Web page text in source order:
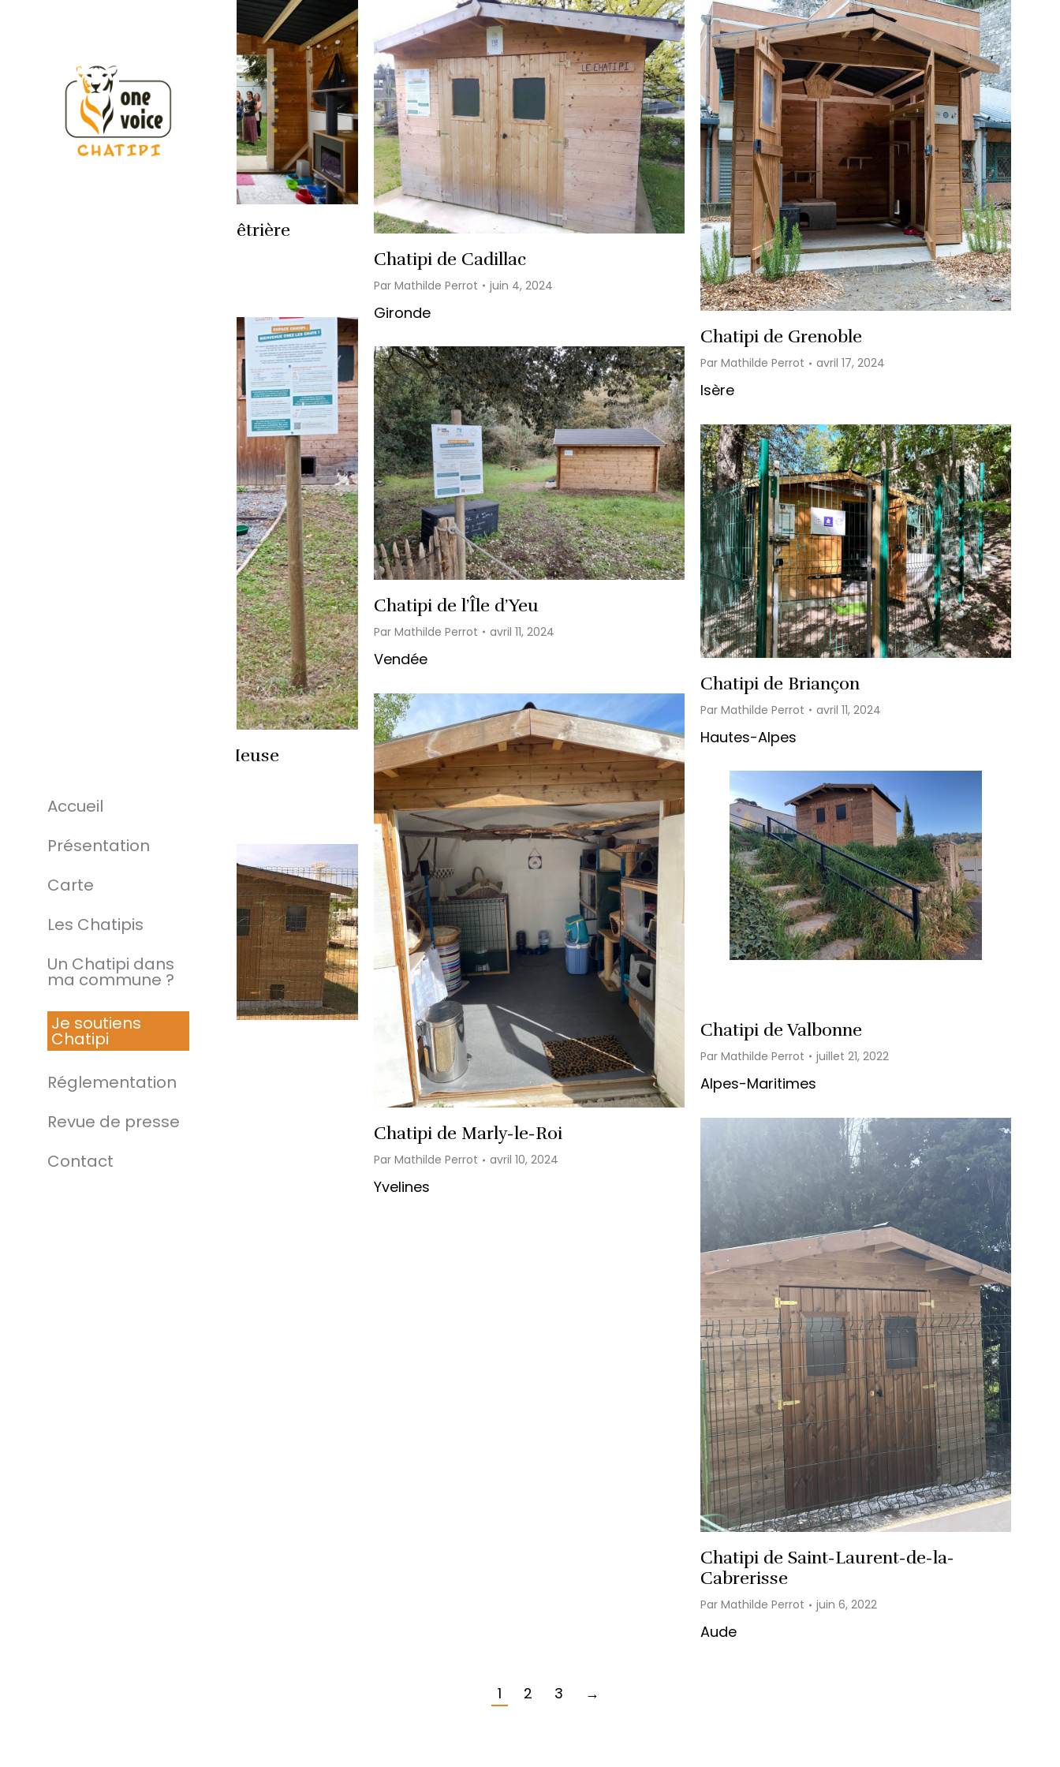
Chatipi de La Pitié-Salpêtrière
Chatipi de Cadillac
Par Mathilde Perrot juin 4, 2024
Gironde
Chatipi de Grenoble
Par Mathilde Perrot avril 17, 2024
Isère
Chatipi de Bogny-sur-Meuse
Ardennes
Chatipi de l’Île d’Yeu
Par Mathilde Perrot avril 11, 2024
Vendée
Chatipi de Briançon
Par Mathilde Perrot avril 11, 2024
Hautes-Alpes
Chatipi de Marly-le-Roi
Par Mathilde Perrot avril 10, 2024
Yvelines
Chatipi de Valbonne
Par Mathilde Perrot juillet 21, 2022
Alpes-Maritimes
Chatipi de Marignane
Chatipi de Saint-Laurent-de-la-
Cabrerisse
Par Mathilde Perrot juin 6, 2022
Aude
1 2 3 →
Accueil
Présentation
Carte
Les Chatipis
Un Chatipi dans
ma commune ?
Je soutiens
Chatipi
Réglementation
Revue de presse
Contact